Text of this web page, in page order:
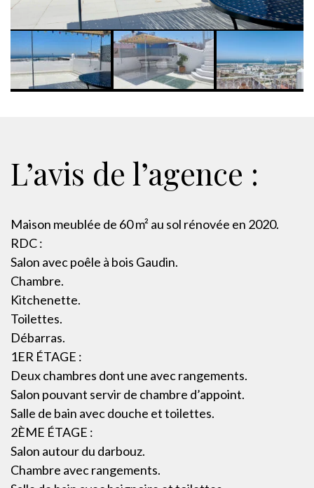
L’avis de l’agence :
Maison meublée de 60 m² au sol rénovée en 2020.
RDC :
Salon avec poêle à bois Gaudin.
Chambre.
Kitchenette.
Toilettes.
Débarras.
1ER ÉTAGE :
Deux chambres dont une avec rangements.
Salon pouvant servir de chambre d’appoint.
Salle de bain avec douche et toilettes.
2ÈME ÉTAGE :
Salon autour du darbouz.
Chambre avec rangements.